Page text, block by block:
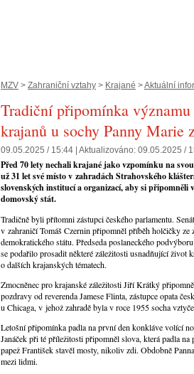
MZV > Zahraniční vztahy > Krajané >Aktuální
Tradiční připomínka významu
krajanů u sochy Panny Marie
09.05.2025 / 15:44 | Aktualizováno: 09.05.2025 /
Před 70 lety nechali krajané jako vzpomínku na
už 31 let své místo v zahradách Strahovského
slovenských institucí a organizací, aby si připomněli
domovský stát.
Tradičně byli přítomni zástupci českého parlamentu.
v zahraničí Tomáš Czernin připomněl příběh holčičky
demokratického státu. Předseda poslaneckého
se podařilo prosadit některé záležitosti usnadňující
o dalších krajanských tématech.
Zmocněnec pro krajanské záležitosti Jiří Krátký
pozdravy od reverenda Jamese Flinta, zástupce opata
u Chicaga, v jehož zahradě byla v roce 1955 socha
Letošní připomínka padla na první den konkláve volící
Janáček při té příležitosti připomněl slova, která padla
papež František stavěl mosty, nikoliv zdi. Obdobně
mezi lidmi.